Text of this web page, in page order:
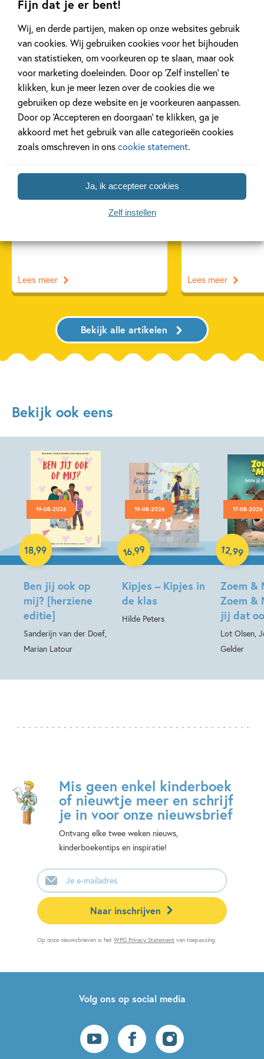
Fijn dat je er bent!
Wij, en derde partijen, maken op onze websites gebruik
van cookies. Wij gebruiken cookies voor het bijhouden
van statistieken, om voorkeuren op te slaan, maar ook
voor marketing doeleinden. Door op ‘Zelf instellen’ te
klikken, kun je meer lezen over de cookies die we
gebruiken op deze website en je voorkeuren aanpassen.
Door op ‘Accepteren en doorgaan’ te klikken, ga je
akkoord met het gebruik van alle categorieën cookies
zoals omschreven in onscookie statement.
Ja, ik accepteer cookies
Zelf instellen
Gerelateerde artikelen
Ons Kinderpanel leest:
Kinderpanel
Lees meer
Kinderpanel
Lees meer
Bekijk alle artikelen
Bekijk ook eens
19-08-2026
Ben jij ook op
mij? [herziene
editie]
Sanderijn van der Doef,
Marian Latour
18,99
Hardcover
19-08-2026
Kipjes – Kipjes in
de klas
Hilde Peters
16,99
Hardcover
17-08-2026
Zoem &
Zoem &
jij dat
Lot Olsen,
Gelder
12,99
Hardcover
Mis geen enkel kinderboek
of nieuwtje meer en schrijf
je in voor onze nieuwsbrief
Ontvang elke twee weken nieuws,
kinderboekentips en inspiratie!
E-
mailadres
Naar inschrijven
Op onze nieuwsbrieven is hetWPG Privacy Statement van toepassing.
Volg ons op social media